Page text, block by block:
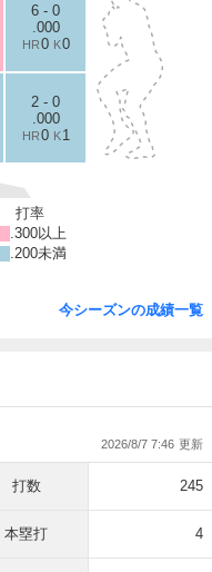
6 - 0
.000
HR0 K0
2 - 0
.000
HR0 K 1
打率
.300以上
.200未満
今シーズンの成績一覧
2026/8/7 7:46
打数 245
本塁打 4